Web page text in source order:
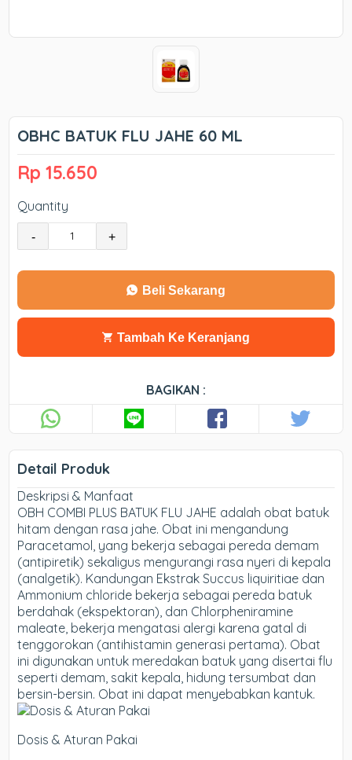
OBHC BATUK FLU JAHE 60 ML
Rp 15.650
Quantity
- +
Beli Sekarang
Tambah Ke Keranjang
BAGIKAN :
Detail Produk
Deskripsi & Manfaat
OBH COMBI PLUS BATUK FLU JAHE adalah obat batuk
hitam dengan rasa jahe. Obat ini mengandung
Paracetamol, yang bekerja sebagai pereda demam
(antipiretik) sekaligus mengurangi rasa nyeri di kepala
(analgetik). Kandungan Ekstrak Succus liquiritiae dan
Ammonium chloride bekerja sebagai pereda batuk
berdahak (ekspektoran), dan Chlorpheniramine
maleate, bekerja mengatasi alergi karena gatal di
tenggorokan (antihistamin generasi pertama). Obat
ini digunakan untuk meredakan batuk yang disertai flu
seperti demam, sakit kepala, hidung tersumbat dan
bersin-bersin. Obat ini dapat menyebabkan kantuk.
Dosis & Aturan Pakai